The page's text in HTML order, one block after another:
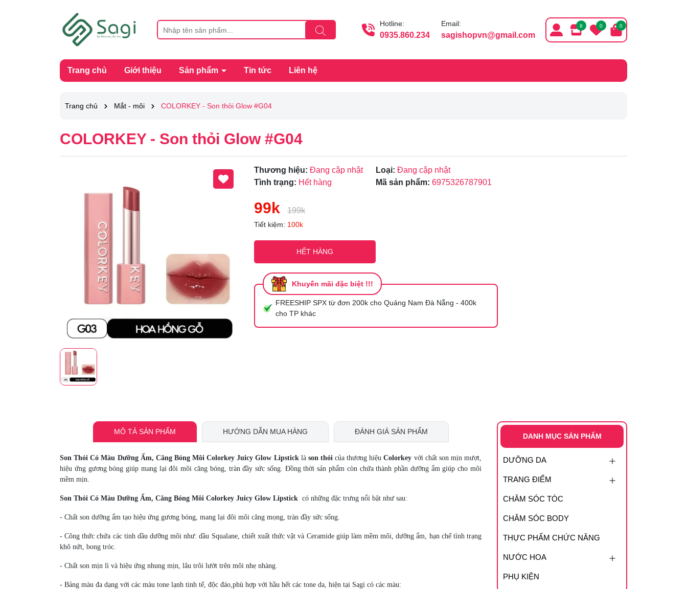
Hotline:
0935.860.234
Email:
sagishopvn@gmail.com
8 0 0
Trang chủ Giới thiệu Sản phẩm Tin tức Liên hệ
Trang chủ Mắt - môi COLORKEY - Son thỏi Glow #G04
COLORKEY - Son thỏi Glow #G04
Thương hiệu: Đang cập nhật Loại: Đang cập nhật
Tình trạng: Hết hàng Mã sản phẩm: 6975326787901
99k 199k
Tiết kiệm: 100k
HẾT HÀNG
Khuyến mãi đặc biệt !!!
FREESHIP SPX từ đơn 200k cho Quảng Nam Đà Nẵng - 400k
cho TP khác
Mã giảm giá:
Điều kiện:
MÔ TẢ SẢN PHẨM HƯỚNG DẪN MUA HÀNG ĐÁNH GIÁ SẢN PHẨM
Son Thỏi Có Màu Dưỡng Ẩm, Căng Bóng Môi Colorkey Juicy Glow Lipsticklà son thỏi của thương hiệuColorkey với chất son mịn mượt,
hiệu ứng gương bóng giúp mang lại đôi môi căng bóng, tràn đầy sức sống. Đồng thời sản phẩm còn chứa thành phần dưỡng ẩm giúp cho môi
mềm mịn.
Son Thỏi Có Màu Dưỡng Ẩm, Căng Bóng Môi Colorkey Juicy Glow Lipstick có những đặc trưng nổi bật như sau:
- Chất son dưỡng ẩm tạo hiệu ứng gương bóng, mang lại đôi môi căng mọng, tràn đầy sức sống.
- Công thức chứa các tinh dầu dưỡng môi như: dầu Squalane, chiết xuất thức vật và Ceramide giúp làm mềm môi, dưỡng ẩm, hạn chế tình trạng
khô nứt, bong tróc.
- Chất son mịn lì và hiệu ứng nhung mịn, lâu trôi lướt trên môi nhẹ nhàng.
- Bảng màu đa dạng với các màu tone lạnh tinh tế, độc đáo,phù hợp với hầu hết các tone da, hiện tại Sagi có các màu:
DANH MỤC SẢN PHẨM
DƯỠNG DA
TRANG ĐIỂM
CHĂM SÓC TÓC
CHĂM SÓC BODY
THỰC PHẨM CHỨC NĂNG
NƯỚC HOA
PHỤ KIỆN